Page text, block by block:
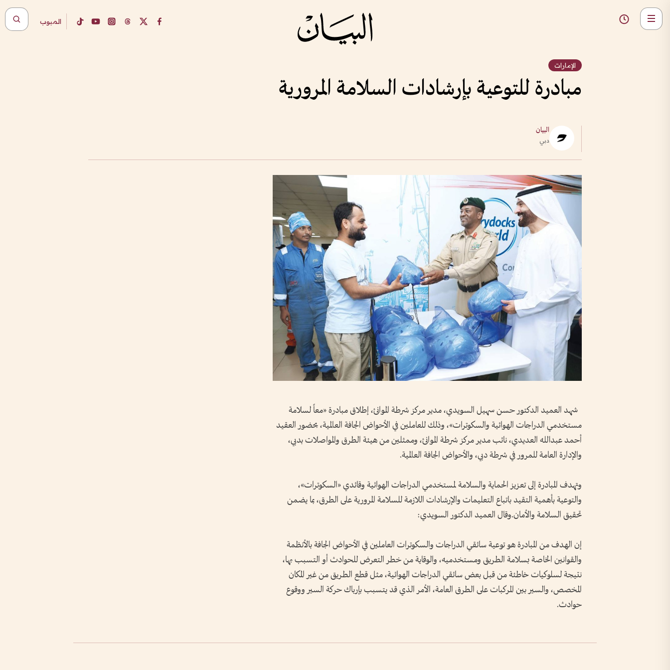
المبوب
الإمارات
مبادرة للتوعية بإرشادات السلامة المرورية
البيان
دبي
شهد العميد الدكتور حسن سهيل السويدي، مدير مركز شرطة الموانئ، إطلاق مبادرة «معاً لسلامة
مستخدمي الدراجات الهوائية والسكوترات»، وذلك للعاملين في الأحواض الجافة العالمية، بحضور العقيد
أحمد عبدالله العديدي، نائب مدير مركز شرطة الموانئ، وممثلين من هيئة الطرق والمواصلات بدبي،
والإدارة العامة للمرور في شرطة دبي، والأحواض الجافة العالمية.
وتهدف المبادرة إلى تعزيز الحماية والسلامة لمستخدمي الدراجات الهوائية وقائدي «السكوترات»،
والتوعية بأهمية التقيد باتباع التعليمات والإرشادات اللازمة للسلامة المرورية على الطرق، بما يضمن
تحقيق السلامة والأمان.وقال العميد الدكتور السويدي:
إن الهدف من المبادرة هو توعية سائقي الدراجات والسكوترات العاملين في الأحواض الجافة بالأنظمة
والقوانين الخاصة بسلامة الطريق ومستخدميه، والوقاية من خطر التعرض للحوادث أو التسبب بها،
نتيجة لسلوكيات خاطئة من قبل بعض سائقي الدراجات الهوائية، مثل قطع الطريق من غير المكان
المخصص، والسير بين المركبات على الطرق العامة، الأمر الذي قد يتسبب بإرباك حركة السير ووقوع
حوادث.